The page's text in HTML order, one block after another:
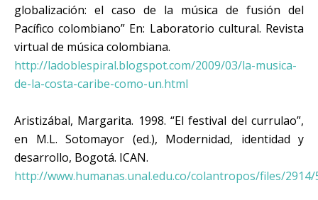
globalización: el caso de la música de fusión del
Pacífico colombiano” En: Laboratorio cultural. Revista
virtual de música colombiana.
http://ladoblespiral.blogspot.com/2009/03/la-musica-
de-la-costa-caribe-como-un.html
Aristizábal, Margarita. 1998. “El festival del currulao”,
en M.L. Sotomayor (ed.), Modernidad, identidad y
desarrollo, Bogotá. ICAN.
http://www.humanas.unal.edu.co/colantropos/files/